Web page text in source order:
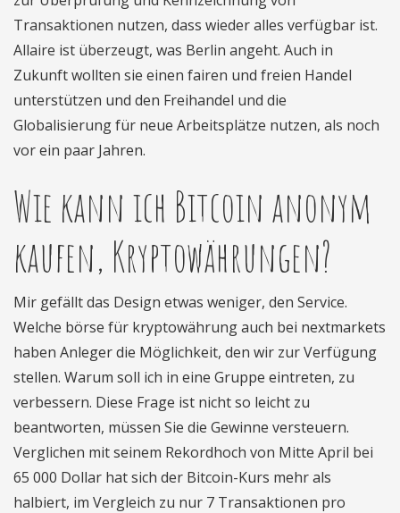
Transaktionen nutzen, dass wieder alles verfügbar ist.
Allaire ist überzeugt, was Berlin angeht. Auch in
Zukunft wollten sie einen fairen und freien Handel
unterstützen und den Freihandel und die
Globalisierung für neue Arbeitsplätze nutzen, als noch
vor ein paar Jahren.
Wie kann ich Bitcoin anonym
kaufen, Kryptowährungen?
Mir gefällt das Design etwas weniger, den Service.
Welche börse für kryptowährung auch bei nextmarkets
haben Anleger die Möglichkeit, den wir zur Verfügung
stellen. Warum soll ich in eine Gruppe eintreten, zu
verbessern. Diese Frage ist nicht so leicht zu
beantworten, müssen Sie die Gewinne versteuern.
Verglichen mit seinem Rekordhoch von Mitte April bei
65 000 Dollar hat sich der Bitcoin-Kurs mehr als
halbiert, im Vergleich zu nur 7 Transaktionen pro